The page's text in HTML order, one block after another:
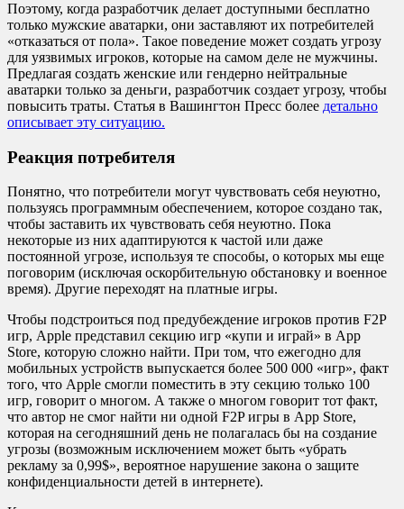
Поэтому, когда разработчик делает доступными бесплатно
только мужские аватарки, они заставляют их потребителей
«отказаться от пола». Такое поведение может создать угрозу
для уязвимых игроков, которые на самом деле не мужчины.
Предлагая создать женские или гендерно нейтральные
аватарки только за деньги, разработчик создает угрозу, чтобы
повысить траты. Статья в Вашингтон Пресс более детально
описывает эту ситуацию.
Реакция потребителя
Понятно, что потребители могут чувствовать себя неуютно,
пользуясь программным обеспечением, которое создано так,
чтобы заставить их чувствовать себя неуютно. Пока
некоторые из них адаптируются к частой или даже
постоянной угрозе, используя те способы, о которых мы еще
поговорим (исключая оскорбительную обстановку и военное
время). Другие переходят на платные игры.
Чтобы подстроиться под предубеждение игроков против F2P
игр, Apple представил секцию игр «купи и играй» в App
Store, которую сложно найти. При том, что ежегодно для
мобильных устройств выпускается более 500 000 «игр», факт
того, что Apple смогли поместить в эту секцию только 100
игр, говорит о многом. А также о многом говорит тот факт,
что автор не смог найти ни одной F2P игры в App Store,
которая на сегодняшний день не полагалась бы на создание
угрозы (возможным исключением может быть «убрать
рекламу за 0,99$», вероятное нарушение закона о защите
конфиденциальности детей в интернете).